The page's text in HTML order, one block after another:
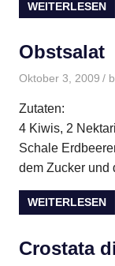
WEITERLESEN
Obstsalat
Oktober 3, 2009
Zutaten:
4 Kiwis, 2
Schale
dem Zucker und
WEITERLESEN
Crostata